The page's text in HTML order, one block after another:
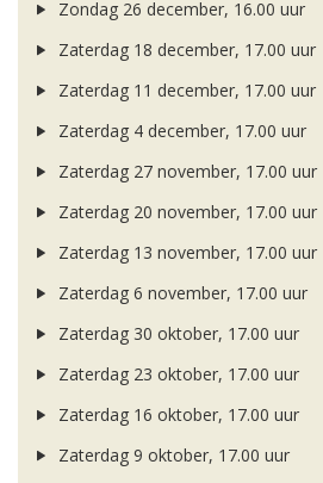
Zondag 26 december, 16.00 uur
Zaterdag 18 december, 17.00 uur
Zaterdag 11 december, 17.00 uur
Zaterdag 4 december, 17.00 uur
Zaterdag 27 november, 17.00 uur
Zaterdag 20 november, 17.00 uur
Zaterdag 13 november, 17.00 uur
Zaterdag 6 november, 17.00 uur
Zaterdag 30 oktober, 17.00 uur
Zaterdag 23 oktober, 17.00 uur
Zaterdag 16 oktober, 17.00 uur
Zaterdag 9 oktober, 17.00 uur